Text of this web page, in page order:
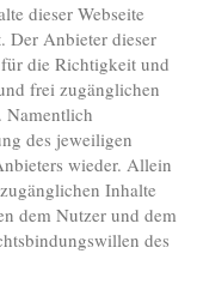
dieser Webseite
Der Anbieter dieser
die Richtigkeit und
frei zugänglichen
Namentlich
des jeweiligen
wieder. Allein
Inhalte
dem Nutzer und dem
des